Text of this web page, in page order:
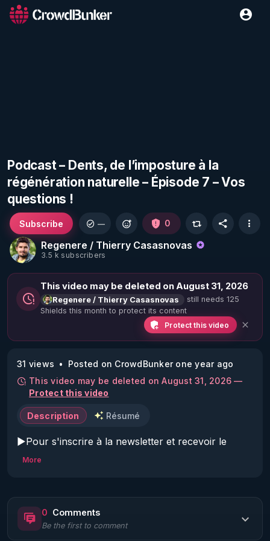
Podcast – Dents, de l’imposture à la
régénération naturelle – Épisode 7 – Vos
questions !
Regenere / Thierry Casasnovas
3.5 k subscribers
Subscribe — 0
This video may be deleted on August 31, 2026
Regenere / Thierry Casasnovas
still needs 125
Shields this month to protect its content
Protect this video
31 views
Posted on CrowdBunker one year ago
This video may be deleted on August 31, 2026 —
Protect this video
Description Résumé
▶Pour s'inscrire à la newsletter et recevoir le
protocole complet :
https://www.rgnr.tv/nos-abonnements/
Code réduction de 10 % sur toute la boutique
More
0 Comments
Be the first to comment